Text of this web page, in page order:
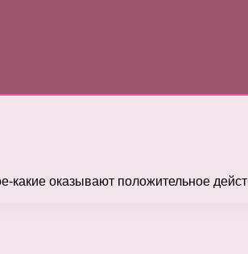
оказывают положительное